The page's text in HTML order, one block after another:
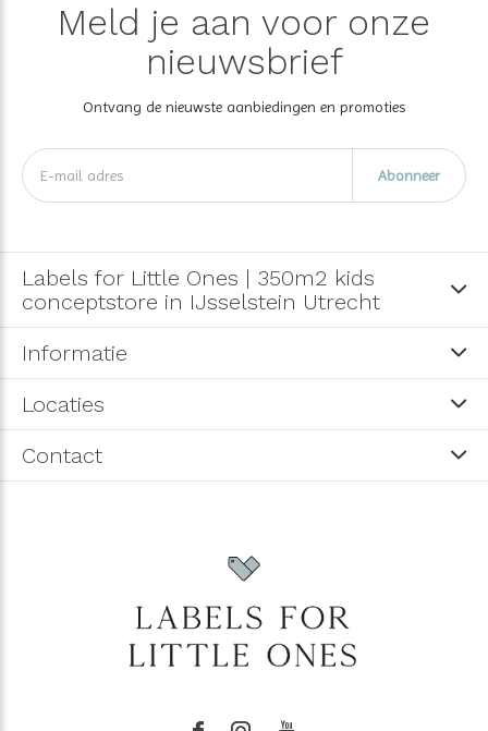
Meld je aan voor onze
nieuwsbrief
Ontvang de nieuwste aanbiedingen en promoties
Abonneer
Labels for Little Ones | 350m2 kids
conceptstore in IJsselstein Utrecht
Informatie
Locaties
Contact